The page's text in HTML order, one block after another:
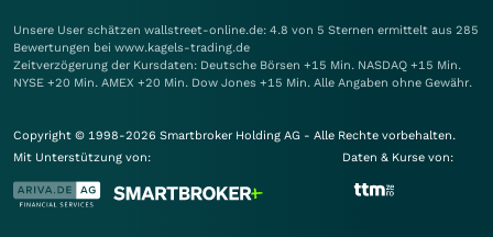
Unsere User schätzen wallstreet-online.de: 4.8 von 5 Sternen ermittelt aus 285
Bewertungen bei www.kagels-trading.de
Zeitverzögerung der Kursdaten: Deutsche Börsen +15 Min. NASDAQ +15 Min.
NYSE +20 Min. AMEX +20 Min. Dow Jones +15 Min. Alle Angaben ohne Gewähr.
Copyright © 1998-2026 Smartbroker Holding AG - Alle Rechte vorbehalten.
Mit Unterstützung von:
Daten & Kurse von: